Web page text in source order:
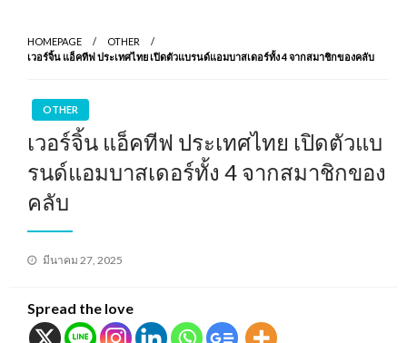
HOMEPAGE
OTHER
เวอร์จิ้น แอ็คทีฟ ประเทศไทย เปิดตัวแบรนด์แอมบาสเดอร์ทั้ง 4 จากสมาชิกของคลับ
OTHER
เวอร์จิ้น แอ็คทีฟ ประเทศไทย เปิดตัวแบ
รนด์แอมบาสเดอร์ทั้ง 4 จากสมาชิกของ
คลับ
Posted
มีนาคม 27, 2025
Spread the love